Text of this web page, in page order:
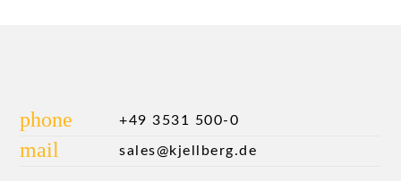
phone +49 3531 500-0
mail sales@kjellberg.de